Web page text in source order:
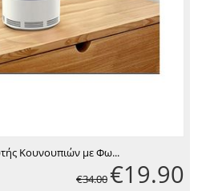
Κουνουπιών με Φω...
€34.00 €19.90